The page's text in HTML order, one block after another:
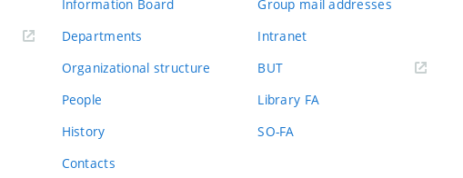
Information Board
Departments
Organizational structure
People
History
Contacts
Group mail addresses
Intranet
BUT(external
Library FA
SO-FA